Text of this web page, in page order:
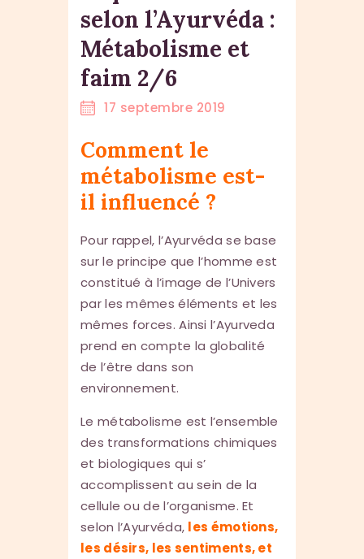
selon l’Ayurvéda :
Métabolisme et
faim 2/6
17 septembre 2019
Comment le
métabolisme est-
il influencé ?
Pour rappel, l’Ayurvéda se base
sur le principe que l’homme est
constitué à l’image de l’Univers
par les mêmes éléments et les
mêmes forces. Ainsi l’Ayurveda
prend en compte la globalité
de l’être dans son
environnement.
Le métabolisme est l’ensemble
des transformations chimiques
et biologiques qui s’
accomplissent au sein de la
cellule ou de l’organisme. Et
selon l’Ayurvéda, les émotions,
les désirs, les sentiments, et